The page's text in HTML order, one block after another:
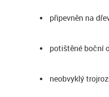
připevněn na
potištěné boční
neobvyklý